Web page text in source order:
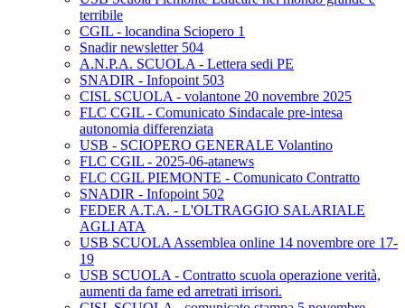
terribile
CGIL - locandina Sciopero 1
Snadir newsletter 504
A.N.P.A. SCUOLA - Lettera sedi PE
SNADIR - Infopoint 503
CISL SCUOLA - volantone 20 novembre 2025
FLC CGIL - Comunicato Sindacale pre-intesa
autonomia differenziata
USB - SCIOPERO GENERALE Volantino
FLC CGIL - 2025-06-atanews
FLC CGIL PIEMONTE - Comunicato Contratto
SNADIR - Infopoint 502
FEDER A.T.A. - L'OLTRAGGIO SALARIALE
AGLI ATA
USB SCUOLA Assemblea online 14 novembre ore 17-
19
USB SCUOLA - Contratto scuola operazione verità,
aumenti da fame ed arretrati irrisori.